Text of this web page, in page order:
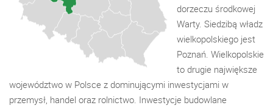
dorzeczu środkowej
Warty. Siedzibą władz
wielkopolskiego jest
Poznań. Wielkopolskie
to drugie największe
województwo w Polsce z dominującymi inwestycjami w
przemysł, handel oraz rolnictwo. Inwestycje budowlane